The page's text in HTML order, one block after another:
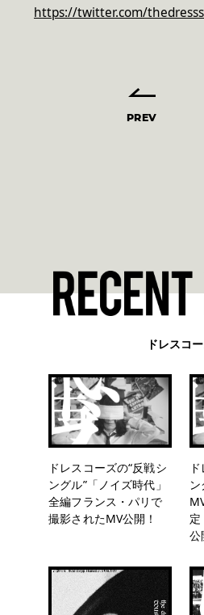
https://twitter.com/
PREV
ドレスコ
ドレスコーズの“反戦シ
ングル”「ノイズ時代」
全編フランス・パリで
撮影されたMV公開！
定
公